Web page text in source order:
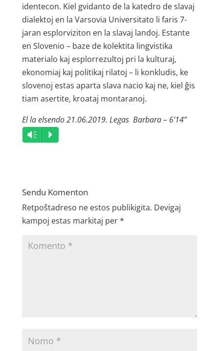
identecon. Kiel gvidanto de la katedro de slavaj
dialektoj en la Varsovia Universitato li faris 7-
jaran esplorviziton en la slavaj landoj. Estante
en Slovenio – baze de kolektita lingvistika
materialo kaj esplorrezultoj pri la kulturaj,
ekonomiaj kaj politikaj rilatoj – li konkludis, ke
slovenoj estas aparta slava nacio kaj ne, kiel ĝis
tiam asertite, kroataj montaranoj.
El la elsendo 21.06.2019. Legas Barbara – 6’14”
Audio
Player
Vm P
Sendu Komenton
Retpoŝtadreso ne estos publikigita. Devigaj
kampoj estas markitaj per*